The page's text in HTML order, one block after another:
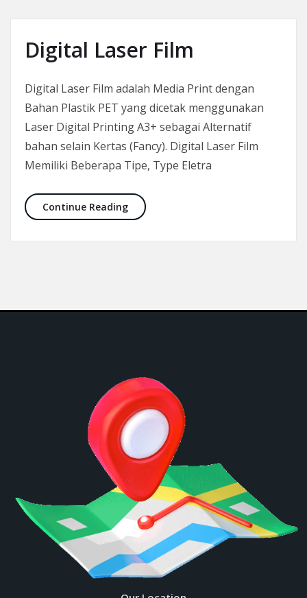
Digital Laser Film
Digital Laser Film adalah Media Print dengan
Bahan Plastik PET yang dicetak menggunakan
Laser Digital Printing A3+ sebagai Alternatif
bahan selain Kertas (Fancy). Digital Laser Film
Memiliki Beberapa Tipe, Type Eletra
Continue ReadingDigital Laser Film